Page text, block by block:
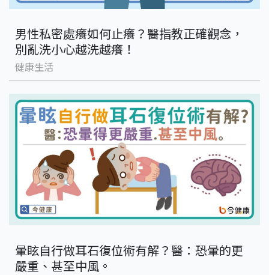
男性私密處癢如何止癢？醫指教正確觀念，
別亂洗小心越洗越癢！
健康生活
暈眩自行做耳石復位術有解？醫：恐暈的更
嚴重、甚至中風。